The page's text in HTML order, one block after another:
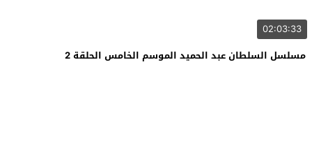
02:03:33
مسلسل السلطان عبد الحميد الموسم الخامس الحلقة 2